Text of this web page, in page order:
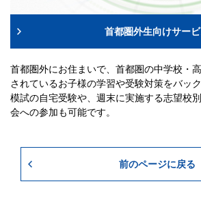
首都圏外生向けサー
首都圏外にお住まいで、首都圏の中学校・
されているお子様の学習や受験対策をバッ
模試の自宅受験や、週末に実施する志望校
会への参加も可能です。
前のページに戻る